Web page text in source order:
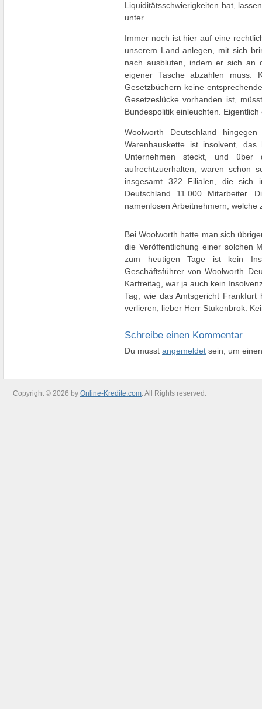
Liquiditätsschwierigkeiten hat,
unter.
Immer noch ist hier auf eine
unserem Land anlegen, mit sich
nach ausbluten, indem er sich an
eigener Tasche abzahlen
Gesetzbüchern keine
Gesetzeslücke vorhanden ist,
Bundespolitik einleuchten.
Woolworth Deutschland
Warenhauskette ist insolvent,
Unternehmen steckt, und
aufrechtzuerhalten, waren schon
insgesamt 322 Filialen, die sich
Deutschland 11.000
namenlosen Arbeitnehmern,
Bei Woolworth hatte man sich
die Veröffentlichung einer solchen
zum heutigen Tage ist kein
Geschäftsführer von Woolworth
Karfreitag, war ja auch kein
Tag, wie das Amtsgericht
verlieren, lieber Herr Stukenbrok.
Schreibe einen Kommentar
Du musst angemeldet sein, um
Copyright © 2026 by Online-Kredite.com. All Rights reserved.